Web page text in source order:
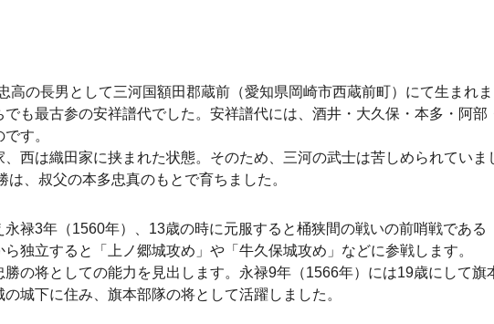
の長男として三河国額田郡蔵前（愛知県岡崎市西蔵前町）にて生まれま
も最古参の安祥譜代でした。安祥譜代には、酒井・大久保・本多・阿部
す。
西は織田家に挟まれた状態。そのため、三河の武士は苦しめられてい
は、叔父の本多忠真のもとで育ちました。
禄3年（1560年）、13歳の時に元服すると桶狭間の戦いの前哨戦であ
独立すると「上ノ郷城攻め」や「牛久保城攻め」などに参戦します。
の将としての能力を見出します。永禄9年（1566年）には19歳にして
城下に住み、旗本部隊の将として活躍しました。